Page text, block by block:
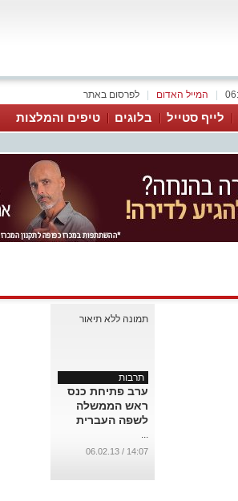
לפרסום באתר המייל האדום
לייף סטייל בלוגים טיפים והמלצות
תרבות
ערב פתיחת כנס
ראש הממשלה
לשפה העברית
...
14:07 / 06.02.13